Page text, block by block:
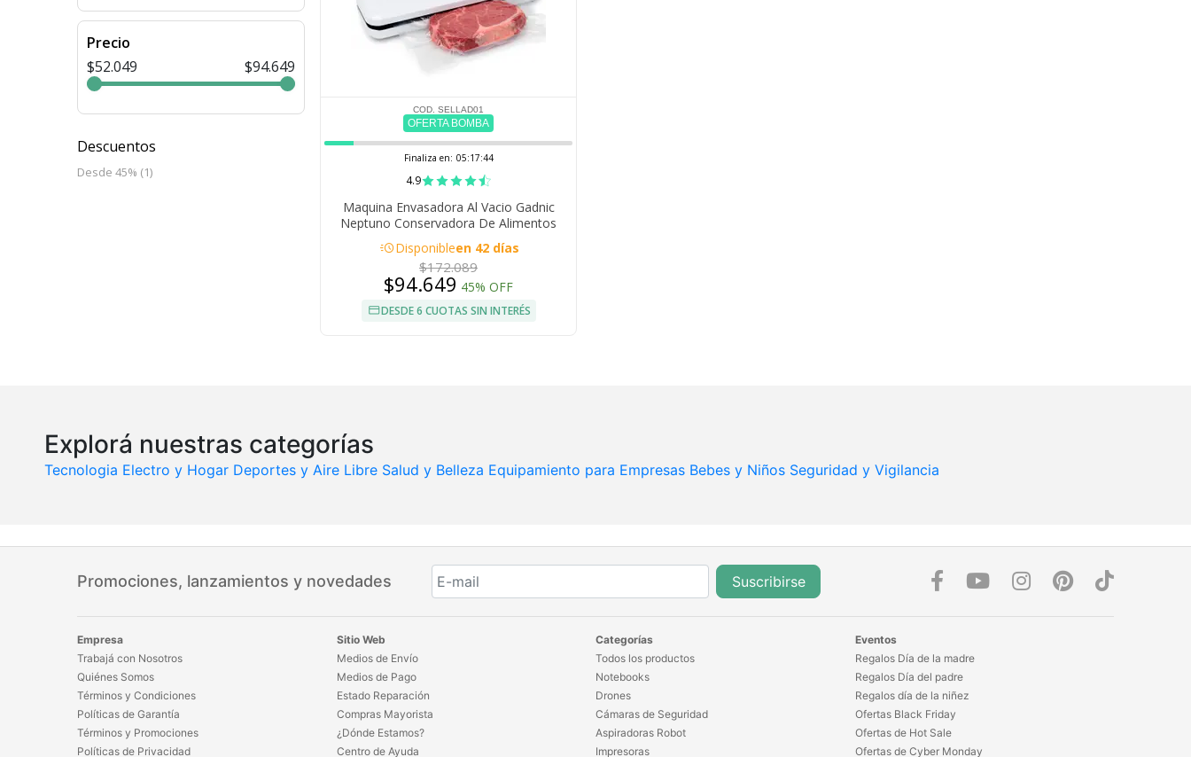
Precio
$52.049
$94.649
Descuentos
Desde 45% (1)
COD. SELLAD01
OFERTA BOMBA
Finaliza en: 05:17:43
4.9
Maquina Envasadora Al Vacio Gadnic
Neptuno Conservadora De Alimentos
Tactil
acuteDisponibleen 42 días
$172.089
$94.649 45% OFF
DESDE 6 CUOTAS SIN INTERÉS
Explorá nuestras categorías
Tecnologia Electro y Hogar Deportes y Aire Libre Salud y Belleza Equipamiento para Empresas Bebes y Niños Seguridad y Vigilancia
Promociones, lanzamientos y novedades Suscribirse
Empresa
Trabajá con Nosotros
Quiénes Somos
Términos y Condiciones
Políticas de Garantía
Términos y Promociones
Políticas de Privacidad
Sitio Web
Medios de Envío
Medios de Pago
Estado Reparación
Compras Mayorista
¿Dónde Estamos?
Centro de Ayuda
Categorías
Todos los productos
Notebooks
Drones
Cámaras de Seguridad
Aspiradoras Robot
Impresoras
Eventos
Regalos Día de la madre
Regalos Día del padre
Regalos día de la niñez
Ofertas Black Friday
Ofertas de Hot Sale
Ofertas de Cyber Monday